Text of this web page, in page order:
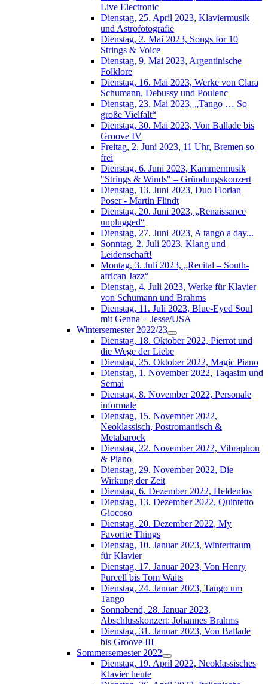
Live Electronic
Dienstag, 25. April 2023, Klaviermusik
und Astrofotografie
Dienstag, 2. Mai 2023, Songs for 10
Strings & Voice
Dienstag, 9. Mai 2023, Argentinische
Folklore
Dienstag, 16. Mai 2023, Werke von Clara
Schumann, Debussy und Poulenc
Dienstag, 23. Mai 2023, „Tango … So
große Vielfalt“
Dienstag, 30. Mai 2023, Von Ballade bis
Groove IV
Freitag, 2. Juni 2023, 11 Uhr, Bremen so
frei
Dienstag, 6. Juni 2023, Kammermusik
"Strings & Winds" – Gründungskonzert
Dienstag, 13. Juni 2023, Duo Florian
Poser - Martin Flindt
Dienstag, 20. Juni 2023, „Renaissance
unplugged“
Dienstag, 27. Juni 2023, A tango a day...
Sonntag, 2. Juli 2023, Klang und
Leidenschaft!
Montag, 3. Juli 2023, „Recital – South-
african Jazz“
Dienstag, 4. Juli 2023, Werke für Klavier
von Schumann und Brahms
Dienstag, 11. Juli 2023, Blue-Eyed Soul
mit Genna + Jesse/USA
Wintersemester 2022/23
Dienstag, 18. Oktober 2022, Pierrot und
die Wege der Liebe
Dienstag, 25. Oktober 2022, Magic Piano
Dienstag, 1. November 2022, Taqasim und
Semai
Dienstag, 8. November 2022, Personale
informale
Dienstag, 15. November 2022,
Neoklassisch, Postromantisch &
Metabarock
Dienstag, 22. November 2022, Vibraphon
& Piano
Dienstag, 29. November 2022, Die
Wirkung der Zeit
Dienstag, 6. Dezember 2022, Heldenlos
Dienstag, 13. Dezember 2022, Quintetto
Giocoso
Dienstag, 20. Dezember 2022, My
Favorite Things
Dienstag, 10. Januar 2023, Wintertraum
für Klavier
Dienstag, 17. Januar 2023, Von Henry
Purcell bis Tom Waits
Dienstag, 24. Januar 2023, Tango um
Tango
Sonnabend, 28. Januar 2023,
Abschlusskonzert: Johannes Brahms
Dienstag, 31. Januar 2023, Von Ballade
bis Groove III
Sommersemester 2022
Dienstag, 19. April 2022, Neoklassisches
Klavier heute